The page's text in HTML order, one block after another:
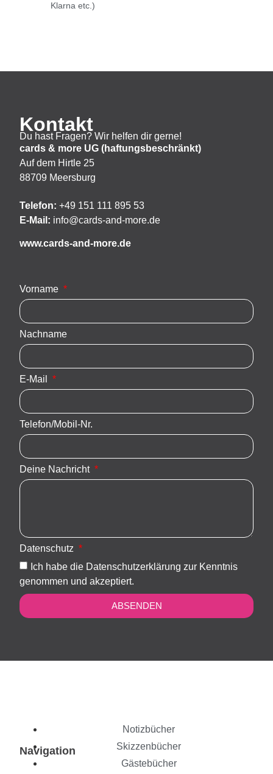
Klarna etc.)
Kontakt
Du hast Fragen? Wir helfen dir gerne!
cards & more UG (haftungsbeschränkt)
Auf dem Hirtle 25
88709 Meersburg
Telefon:+49 151 111 895 53
E-Mail: info@cards-and-more.de
www.cards-and-more.de
Vorname
Nachname
E-Mail
Telefon/Mobil-Nr.
Deine Nachricht
Datenschutz
Ich habe die Datenschutzerklärung zur Kenntnis
genommen und akzeptiert.
ABSENDEN
Navigation
Notizbücher
Skizzenbücher
Gästebücher